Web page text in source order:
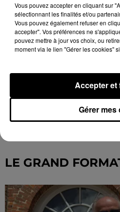
Coupe de France : les
Le C'CMBM affrontera un
LE GRAND
Vous pouvez accepter en cliquant sur
sélectionnant les finalités et/ou
Vous pouvez également refuser en
accepter". Vos préférences ne
pouvez mettre à jour vos choix, ou
moment via le lien "Gérer les cookies"
Gérer mes
Accepter et